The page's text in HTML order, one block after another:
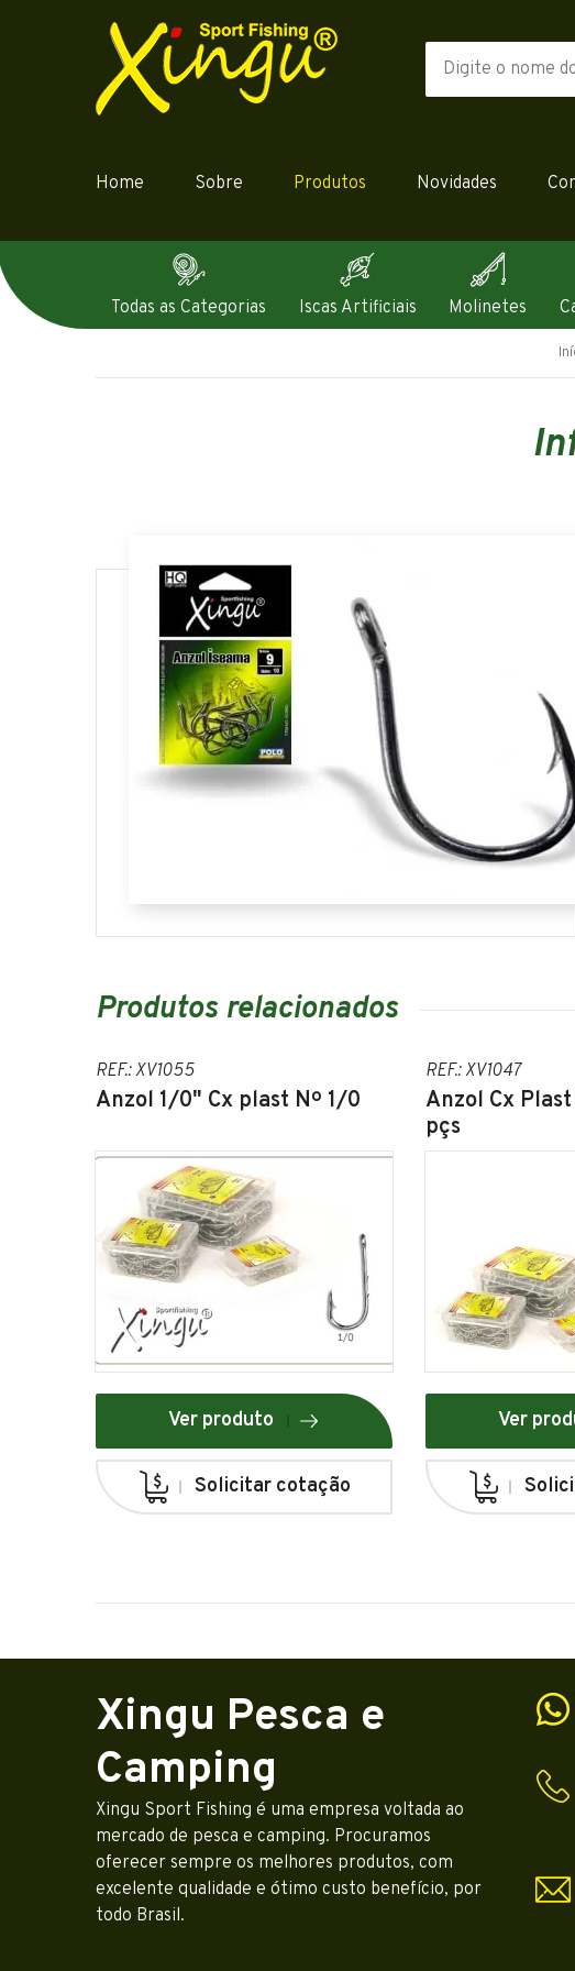
Home Sobre Produtos Novidades
Todas as Categorias Iscas Artificiais Molinetes
Produtos relacionados
REF.: XV1055
Anzol 1/0" Cx plast Nº 1/0
Ver produto
Solicitar cotação
REF.: XV1047
Anzol Cx
pçs
Ver
Xingu Pesca e
Camping
Xingu Sport Fishing é uma empresa voltada ao
mercado de pesca e camping. Procuramos
oferecer sempre os melhores produtos, com
excelente qualidade e ótimo custo benefício, por
todo Brasil.